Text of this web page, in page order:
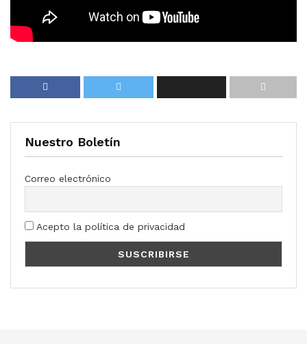
Nuestro Boletín
Correo electrónico
Acepto la política de privacidad